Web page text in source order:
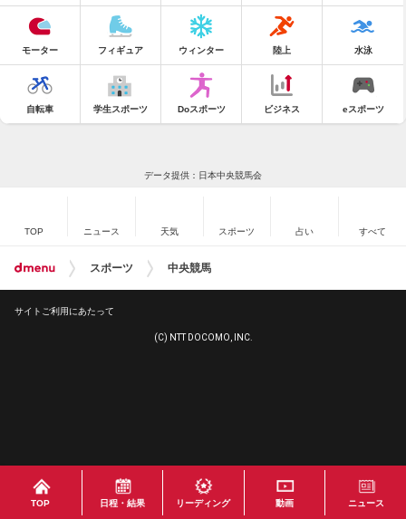
TOP 日程・結果 リーディング 動画 ニュース
モーター フィギュア ウィンター 陸上 水泳
自転車 学生スポーツ Doスポーツ ビジネス eスポーツ
データ提供：日本中央競馬会
TOP ニュース 天気 スポーツ 占い すべて
スポーツ 中央競馬
サイトご利用にあたって
(C) NTT DOCOMO, INC.